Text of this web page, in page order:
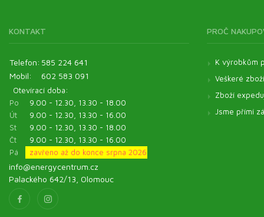
KONTAKT
Telefon: 585 224 641
Mobil:
602 583 091
Otevírací doba:
Po
9.00 - 12.30, 13.30 - 18.00
Út
9.00 - 12.30, 13.30 - 16.00
St
9.00 - 12.30, 13.30 - 18.00
Čt
9.00 - 12.30, 13.30 - 16.00
Pá
zavřeno až do konce srpna 2026
info@energycentrum.cz
Palackého 642/13, Olomouc
PROČ
K výrobkům
Veškeré
Zboží
Jsme přímí